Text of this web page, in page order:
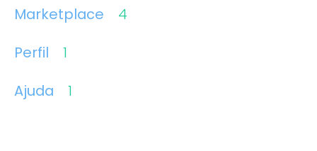
Marketplace
4
Perfil
1
Ajuda
1